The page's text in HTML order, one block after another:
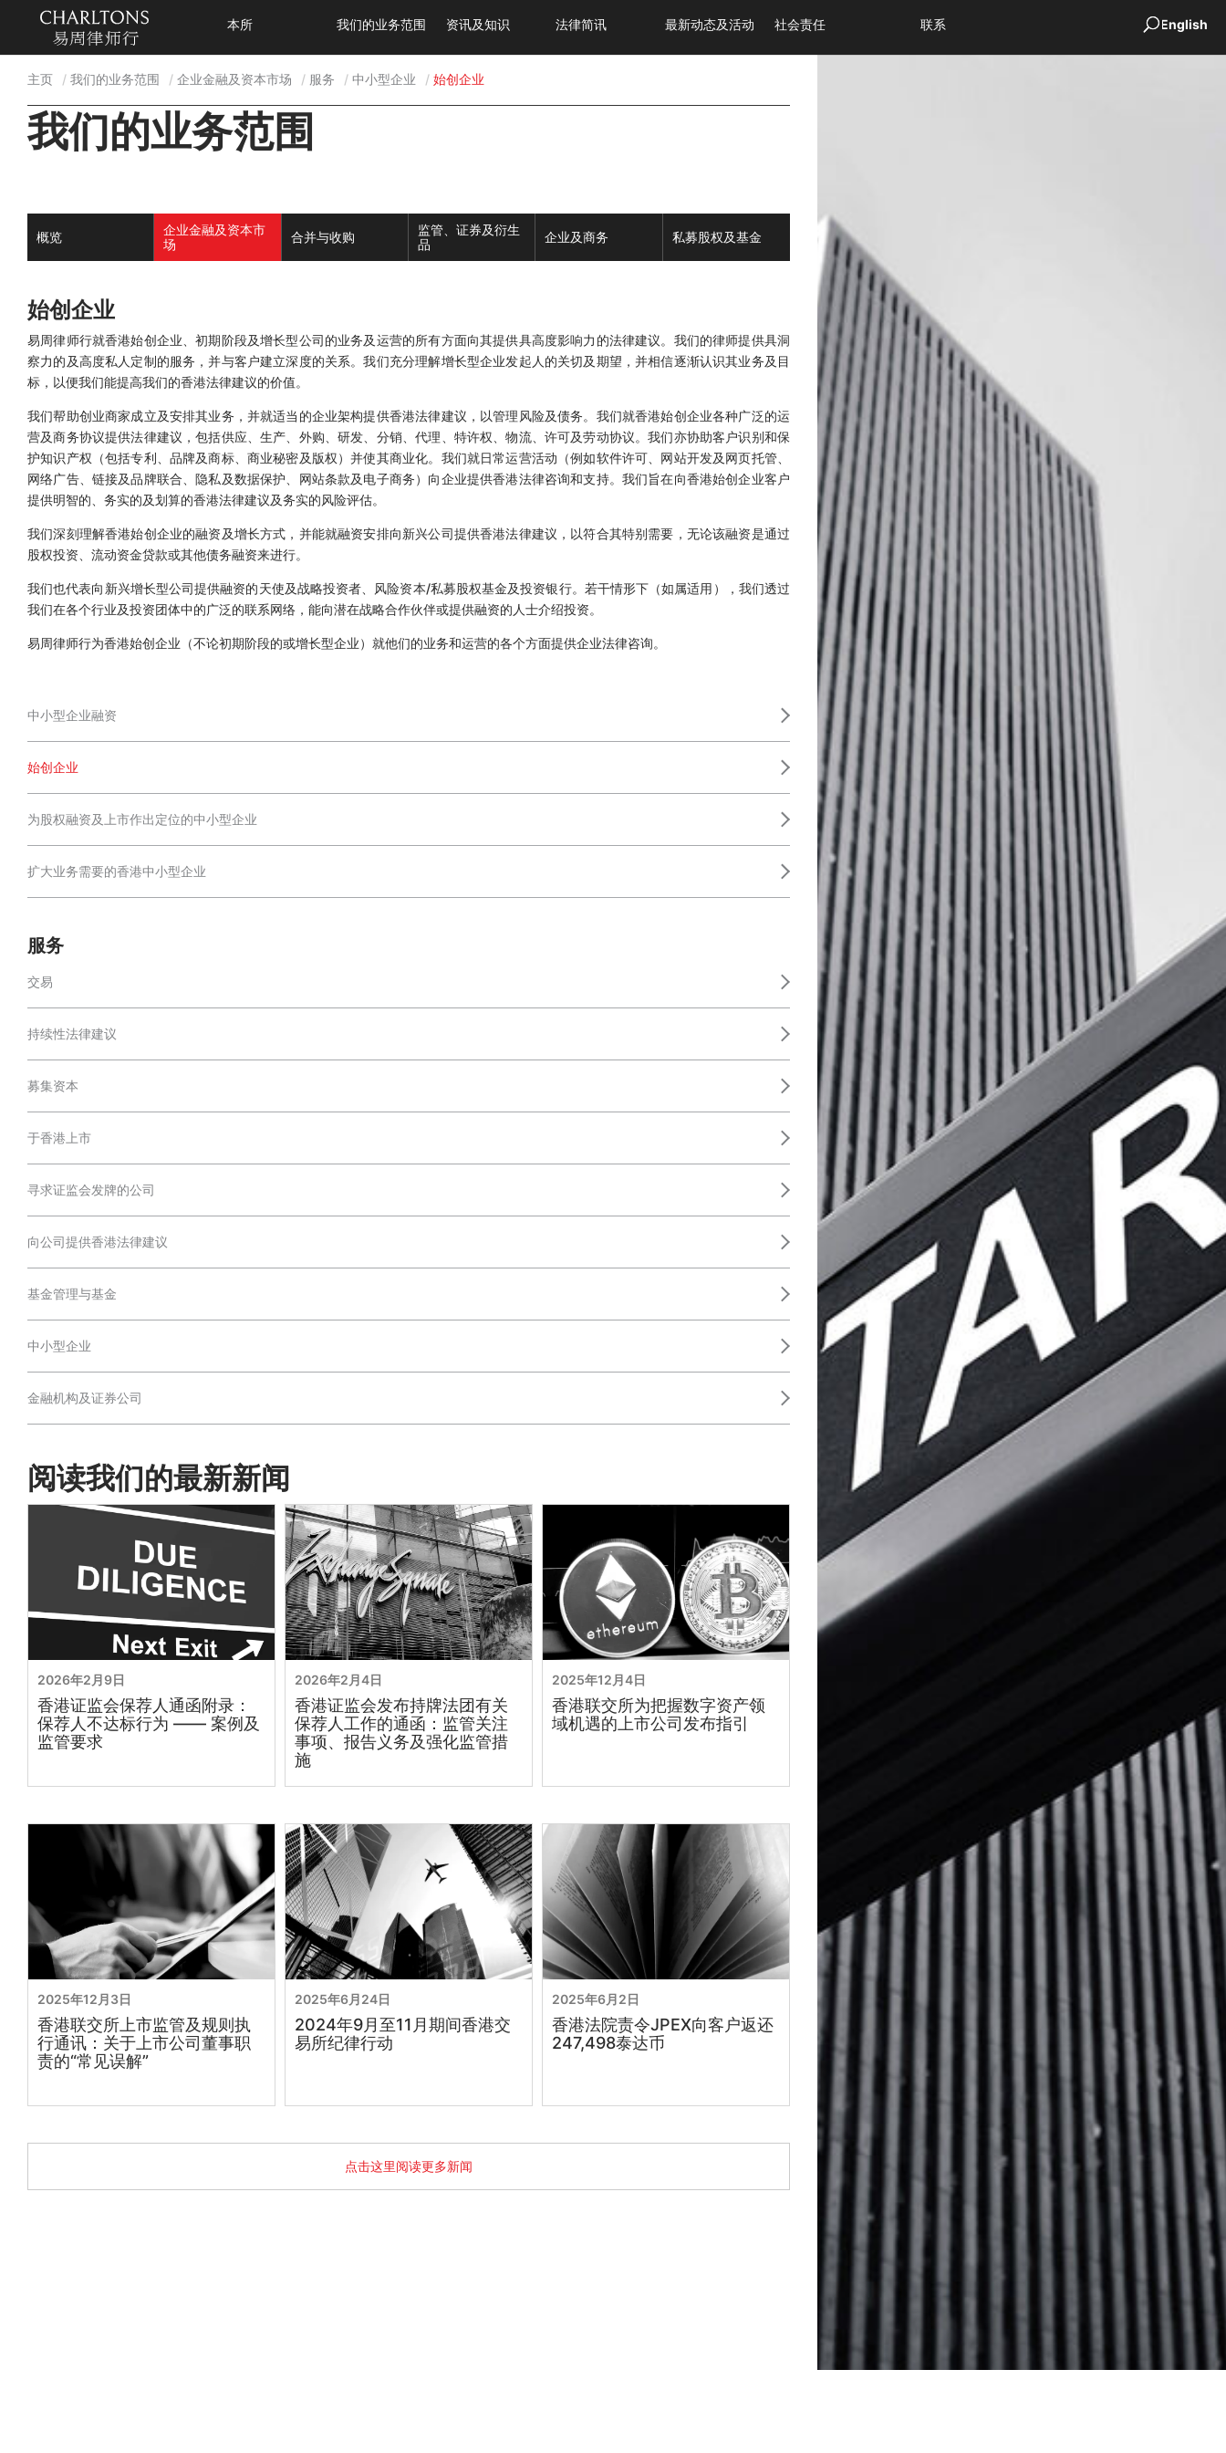
English
本所 我们的业务范围 资讯及知识 法律简讯 最新动态及活动 社会责任 联系
主页 我们的业务范围 企业金融及资本市场 服务 中小型企业 始创企业
我们的业务范围
概览
企业金融及资本市
场
合并与收购
监管、证券及衍生
品
企业及商务 私募股权及基金
始创企业
易周律师行就香港始创企业、初期阶段及增长型公司的业务及运营的所有方面向其提供具高度影响力的法律建议。我们的律师提供具洞
察力的及高度私人定制的服务，并与客户建立深度的关系。我们充分理解增长型企业发起人的关切及期望，并相信逐渐认识其业务及目
标，以便我们能提高我们的香港法律建议的价值。
我们帮助创业商家成立及安排其业务，并就适当的企业架构提供香港法律建议，以管理风险及债务。我们就香港始创企业各种广泛的运
营及商务协议提供法律建议，包括供应、生产、外购、研发、分销、代理、特许权、物流、许可及劳动协议。我们亦协助客户识别和保
护知识产权（包括专利、品牌及商标、商业秘密及版权）并使其商业化。我们就日常运营活动（例如软件许可、网站开发及网页托管、
网络广告、链接及品牌联合、隐私及数据保护、网站条款及电子商务）向企业提供香港法律咨询和支持。我们旨在向香港始创企业客户
提供明智的、务实的及划算的香港法律建议及务实的风险评估。
我们深刻理解香港始创企业的融资及增长方式，并能就融资安排向新兴公司提供香港法律建议，以符合其特别需要，无论该融资是通过
股权投资、流动资金贷款或其他债务融资来进行。
我们也代表向新兴增长型公司提供融资的天使及战略投资者、风险资本/私募股权基金及投资银行。若干情形下（如属适用），我们透过
我们在各个行业及投资团体中的广泛的联系网络，能向潜在战略合作伙伴或提供融资的人士介绍投资。
易周律师行为香港始创企业（不论初期阶段的或增长型企业）就他们的业务和运营的各个方面提供企业法律咨询。
中小型企业融资
始创企业
为股权融资及上市作出定位的中小型企业
扩大业务需要的香港中小型企业
服务
交易
持续性法律建议
募集资本
于香港上市
寻求证监会发牌的公司
向公司提供香港法律建议
基金管理与基金
中小型企业
金融机构及证券公司
阅读我们的最新新闻
香港证监会保荐人通函附录：
保荐人不达标行为 —— 案例及
监管要求
2026年2月9日
香港联交所上市监管及规则执
行通讯：关于上市公司董事职
责的“常见误解”
2025年12月3日
香港证监会发布持牌法团有关
保荐人工作的通函：监管关注
事项、报告义务及强化监管措
施
2026年2月4日
2024年9月至11月期间香港交
易所纪律行动
2025年6月24日
香港联交所为把握数字资产领
域机遇的上市公司发布指引
2025年12月4日
香港法院责令JPEX向客户返还
247,498泰达币
2025年6月2日
点击这里阅读更多新闻